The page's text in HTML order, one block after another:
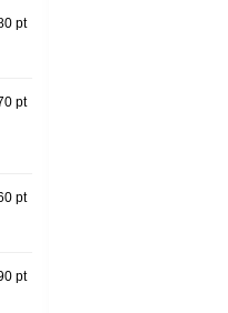
pt
pt
pt
pt